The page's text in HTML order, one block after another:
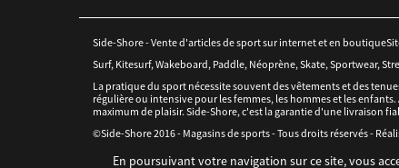
Side-Shore - Vente d'articles de sport sur internet et en
Surf, Kitesurf, Wakeboard, Paddle, Néoprène, Skate, Sportwear,
La pratique du sport nécessite souvent des vêtements et des
régulière ou intensive pour les femmes, les hommes et les
maximum de plaisir. Side-Shore, c'est la garantie d'une livraison
©Side-Shore 2016 - Magasins de sports - Tous droits réservés -
En poursuivant votre navigation sur ce site, vous